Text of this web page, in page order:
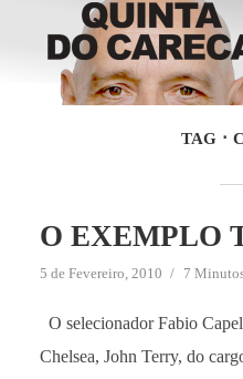
TAG
O EXEMPLO
5 de Fevereiro, 2010 7
O selecionador Fabio
Chelsea, John Terry, do